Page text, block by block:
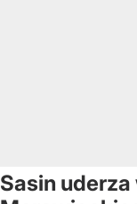
Sasin uderza